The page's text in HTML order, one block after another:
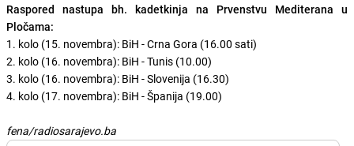
Raspored nastupa bh. kadetkinja na Prvenstvu Mediterana u
Pločama:
1. kolo (15. novembra): BiH - Crna Gora (16.00 sati)
2. kolo (16. novembra): BiH - Tunis (10.00)
3. kolo (16. novembra): BiH - Slovenija (16.30)
4. kolo (17. novembra): BiH - Španija (19.00)
fena/radiosarajevo.ba